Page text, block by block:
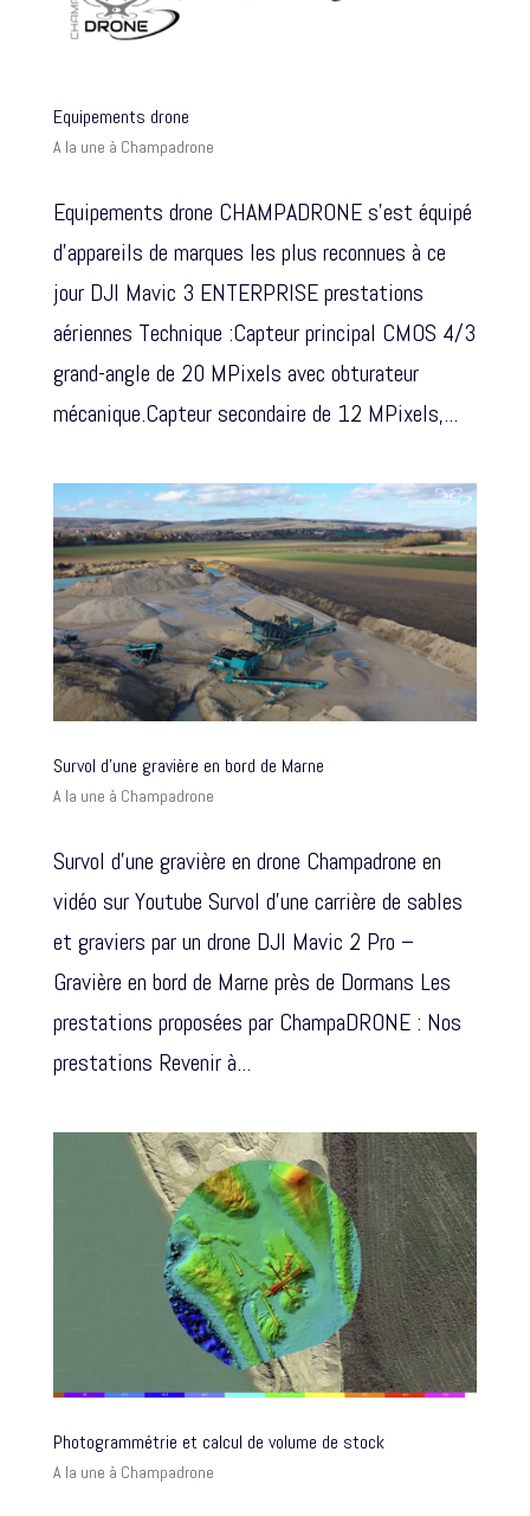
Equipements drone
A la une à Champadrone
Equipements drone CHAMPADRONE s’est équipé
d’appareils de marques les plus reconnues à ce
jour DJI Mavic 3 ENTERPRISE prestations
aériennes Technique :Capteur principal CMOS 4/3
grand-angle de 20 MPixels avec obturateur
mécanique.Capteur secondaire de 12 MPixels,...
Survol d’une gravière en bord de Marne
A la une à Champadrone
Survol d’une gravière en drone Champadrone en
vidéo sur Youtube Survol d’une carrière de sables
et graviers par un drone DJI Mavic 2 Pro –
Gravière en bord de Marne près de Dormans Les
prestations proposées par ChampaDRONE : Nos
prestations Revenir à...
Photogrammétrie et calcul de volume de stock
A la une à Champadrone